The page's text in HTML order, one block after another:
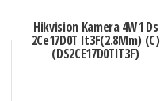
Hikvision Kamera 4W1 Ds
2Ce17D0T It3F(2.8Mm) (C)
(DS2CE17D0TIT3F)